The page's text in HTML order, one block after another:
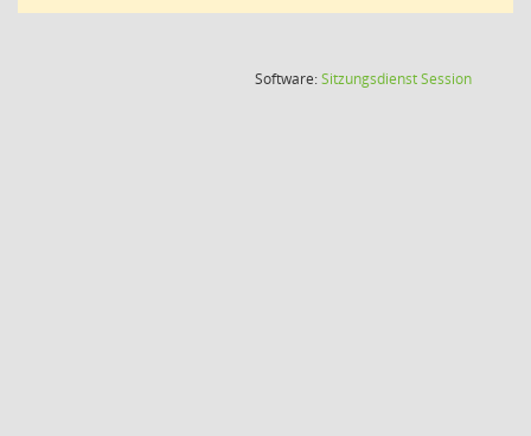
Software:SitzungsdienstSession(Wird in